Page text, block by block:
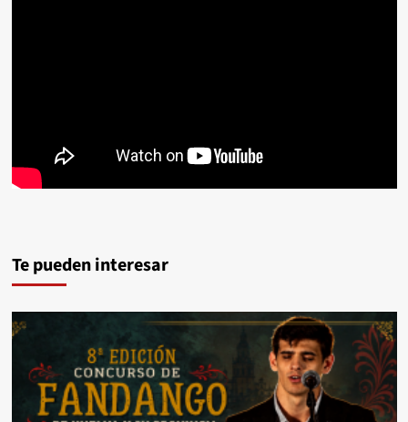
Te pueden interesar